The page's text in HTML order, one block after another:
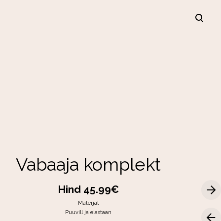
Vabaaja komplekt
Hind 45.99€
Materjal
Puuvill ja elastaan